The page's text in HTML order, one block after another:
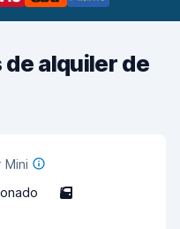
alquiler de
Mini
5